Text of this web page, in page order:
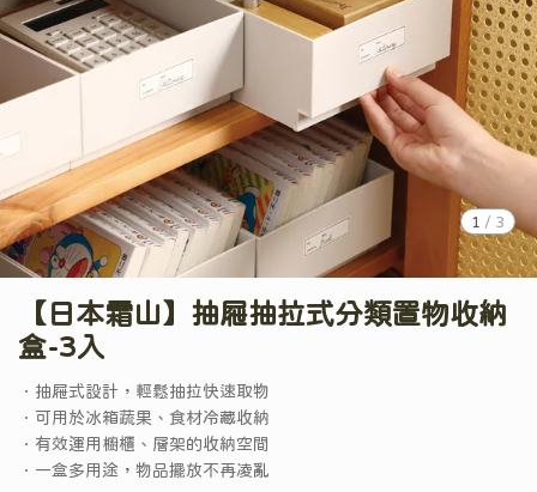
1 / 3
【日本霜山】抽屜抽拉式分類置物收納
盒-3入
．抽屜式設計，輕鬆抽拉快速取物
．可用於冰箱蔬果、食材冷藏收納
．有效運用櫥櫃、層架的收納空間
．一盒多用途，物品擺放不再凌亂